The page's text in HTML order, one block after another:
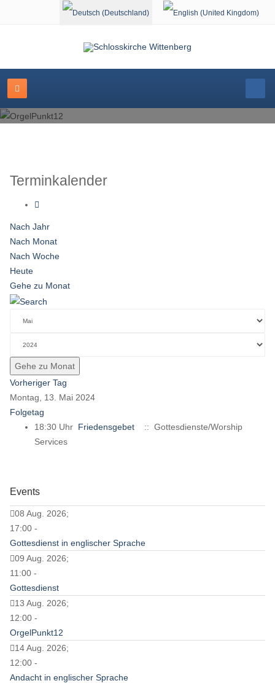
Sprache auswählen
Terminkalender
Nach Jahr
Nach Monat
Nach Woche
Heute
Gehe zu Monat
Gehe zu Monat
Vorheriger Tag
Montag, 13. Mai 2024
Folgetag
18:30 Uhr Friedensgebet
:: Gottesdienste/Worship
Services
Events
08 Aug. 2026;
17:00 -
Gottesdienst in englischer Sprache
09 Aug. 2026;
11:00 -
Gottesdienst
13 Aug. 2026;
12:00 -
OrgelPunkt12
14 Aug. 2026;
12:00 -
Andacht in englischer Sprache